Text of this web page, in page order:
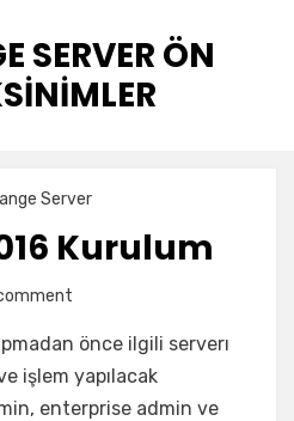
SERVER ÖN
Server
Kurulum
2016
Kurulum
önce ilgili serverı
işlem yapılacak
enterprise admin ve